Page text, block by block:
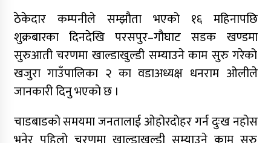
ठेकेदार कम्पनीले सम्झौता भएको १६ महिनापछि
शुक्रबारका दिनदेखि परसपुर–गौघाट सडक खण्डमा
सुरुआती चरणमा खाल्डाखुल्डी सम्याउने काम सुरु गरेको
खजुरा गाउँपालिका २ का वडाअध्यक्ष धनराम ओलीले
जानकारी दिनु भएको छ ।
चाडबाडको समयमा जनतालाई ओहोरदोहर गर्न दुःख नहोस